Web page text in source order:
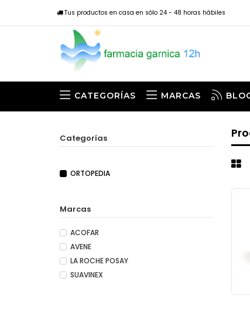
Tus productos en casa en sólo 24 - 48 horas hábiles
CATEGORÍAS MARCAS
Categorías
ORTOPEDIA
Marcas
ACOFAR
AVENE
LA ROCHE POSAY
SUAVINEX